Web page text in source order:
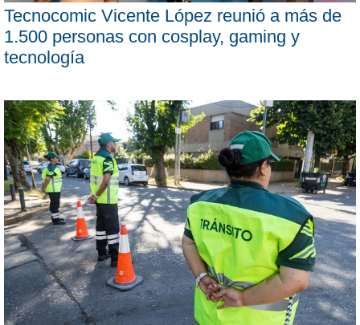
Tecnocomic Vicente López reunió a más de
1.500 personas con cosplay, gaming y
tecnología